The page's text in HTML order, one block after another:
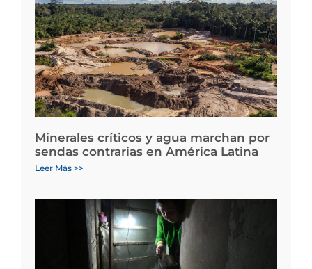
Minerales críticos y agua marchan por
sendas contrarias en América Latina
Leer Más >>